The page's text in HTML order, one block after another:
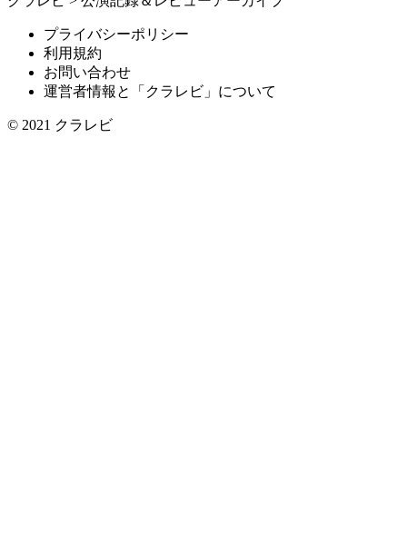
プライバシーポリシー
利用規約
お問い合わせ
運営者情報と「クラレビ」について
© 2021 クラレビ